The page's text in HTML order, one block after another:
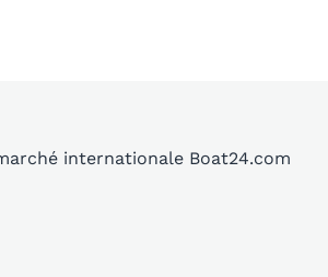
internationale Boat24.com